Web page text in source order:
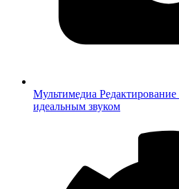
Мультимедиа
идеальным звуком